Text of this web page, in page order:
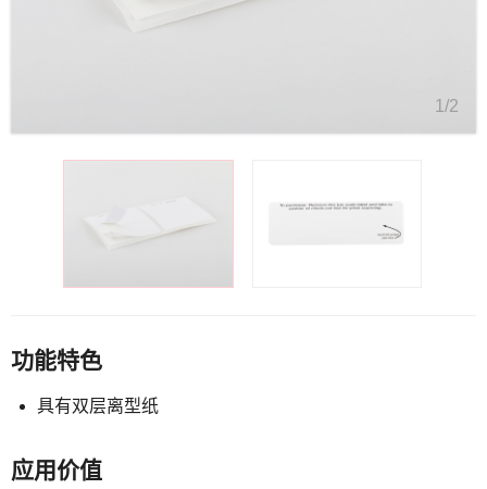
1/2
功能特色
具有双层离型纸
应用价值